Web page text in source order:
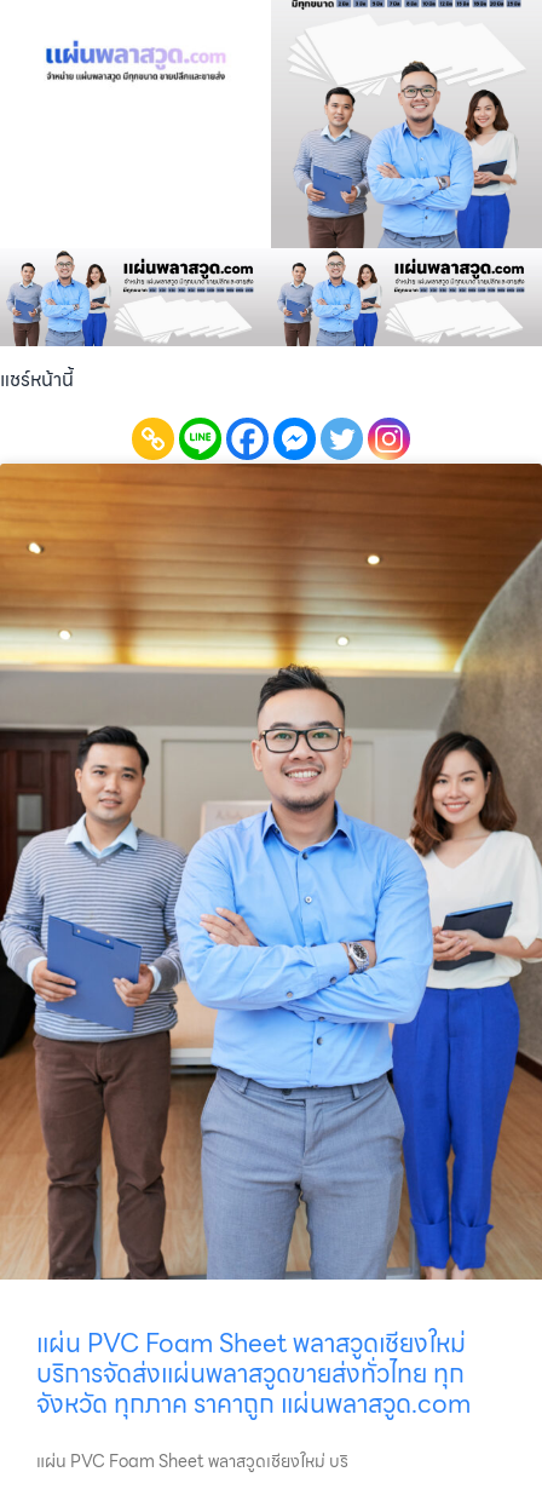
แชร์หน้านี้
แผ่น PVC Foam Sheet พลาสวูดเชียงใหม่
บริการจัดส่งแผ่นพลาสวูดขายส่งทั่วไทย ทุก
จังหวัด ทุกภาค ราคาถูก แผ่นพลาสวูด.com
แผ่น PVC Foam Sheet พลาสวูดเชียงใหม่ บริ